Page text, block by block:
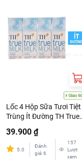
Lốc 4 Hộp Sữa Tươi Tiệt
Trùng Ít Đường TH True
39.900 ₫
5.0
Đánh
giá:6
157
Lượt
xem